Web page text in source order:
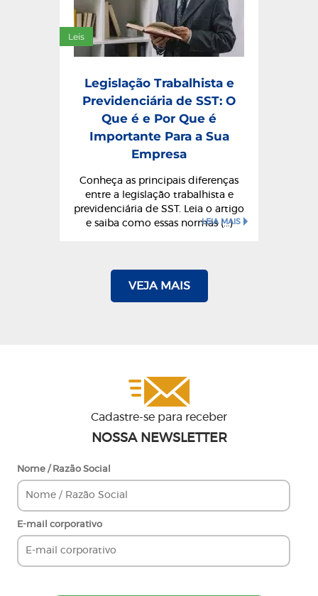
Leis
Legislação Trabalhista e
Previdenciária de SST: O
Que é e Por Que é
Importante Para a Sua
Empresa
Conheça as principais diferenças
entre a legislação trabalhista e
previdenciária de SST. Leia o artigo
e saiba como essas normas (...)
LEIA MAIS
VEJA MAIS
Cadastre-se para receber
NOSSA NEWSLETTER
Nome / Razão Social
E-mail corporativo